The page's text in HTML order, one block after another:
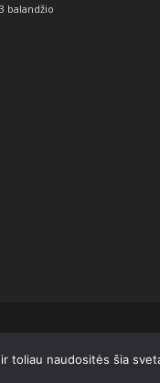
balandžio
naudositės šia